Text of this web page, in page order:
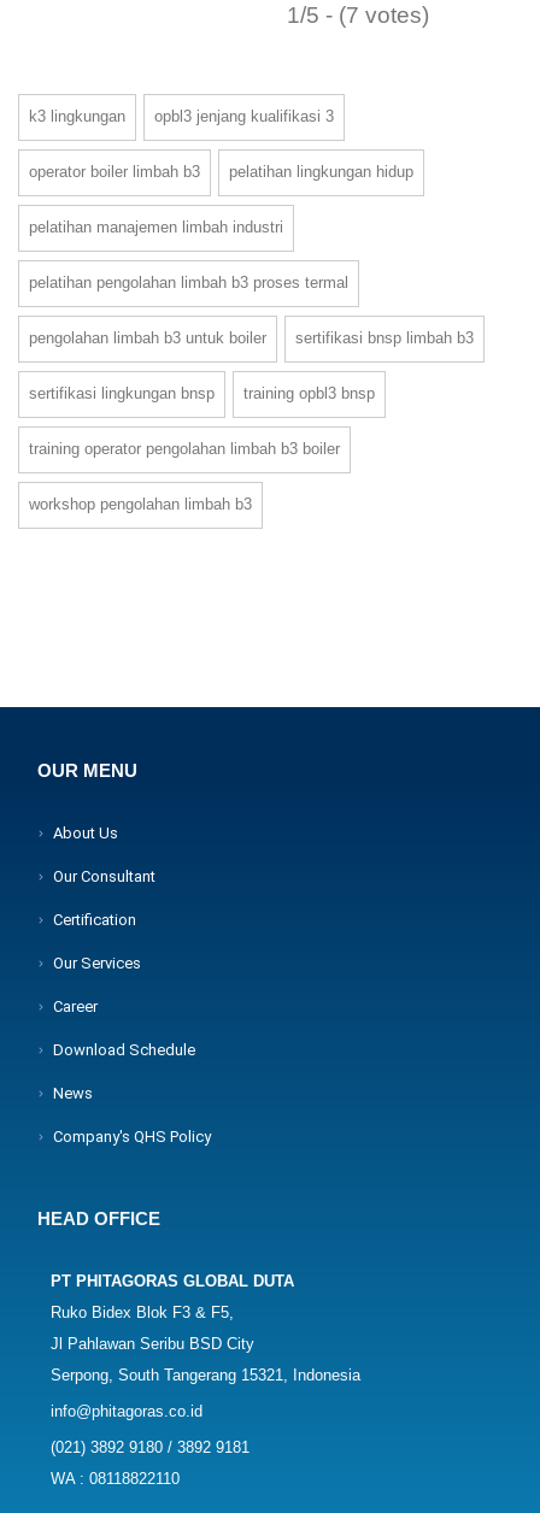
1/5 - (7 votes)
k3 lingkungan opbl3 jenjang kualifikasi 3
operator boiler limbah b3 pelatihan lingkungan hidup
pelatihan manajemen limbah industri
pelatihan pengolahan limbah b3 proses termal
pengolahan limbah b3 untuk boiler sertifikasi bnsp limbah b3
sertifikasi lingkungan bnsp training opbl3 bnsp
training operator pengolahan limbah b3 boiler
workshop pengolahan limbah b3
OUR MENU
About Us
Our Consultant
Certification
Our Services
Career
Download Schedule
News
Company's QHS Policy
HEAD OFFICE
PT PHITAGORAS GLOBAL DUTA
Ruko Bidex Blok F3 & F5,
Jl Pahlawan Seribu BSD City
Serpong, South Tangerang 15321, Indonesia
info@phitagoras.co.id
(021) 3892 9180 / 3892 9181
WA : 08118822110